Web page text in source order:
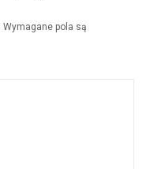
Wymagane pola są